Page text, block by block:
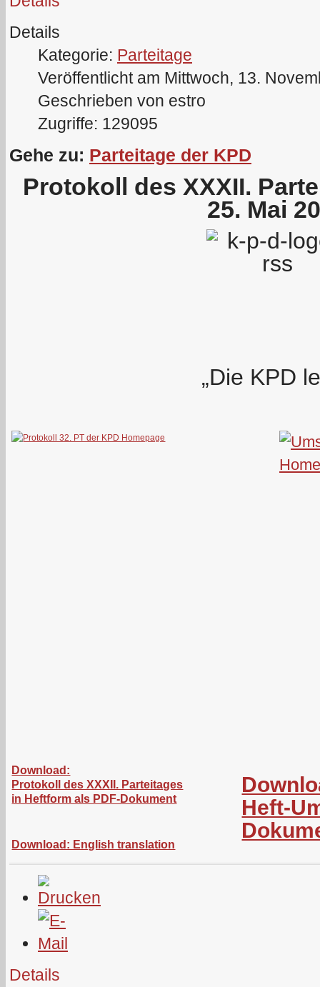
Details
Kategorie: Parteitage
Veröffentlicht am Mittwoch, 13.
Geschrieben von estro
Zugriffe: 129095
Gehe zu: Parteitage der KPD
Protokoll des XXXII.
25. Mai
„Die KPD
Download:
Protokoll des XXXII. Parteitages
in Heftform als PDF-Dokument
Download: English translation
Heft-
Details